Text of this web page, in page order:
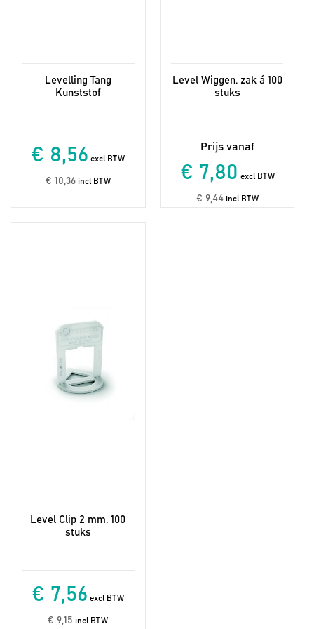
Levelling Tang
Kunststof
€ 8,56 excl BTW
€ 10,36incl BTW
Level Wiggen. zak á 100
stuks
€ 7,80 excl BTW
€ 9,44incl BTW
Level Clip 2 mm. 100
stuks
€ 7,56 excl BTW
€ 9,15 incl BTW